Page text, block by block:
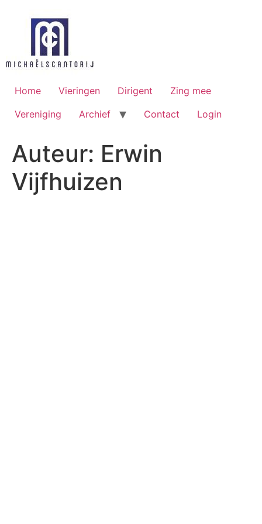
Home Vieringen Dirigent
Zing mee
Vereniging
Archief Contact Login
Auteur: Erwin
Vijfhuizen